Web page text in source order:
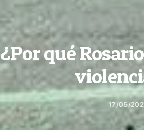
¿Por qué
17/05/